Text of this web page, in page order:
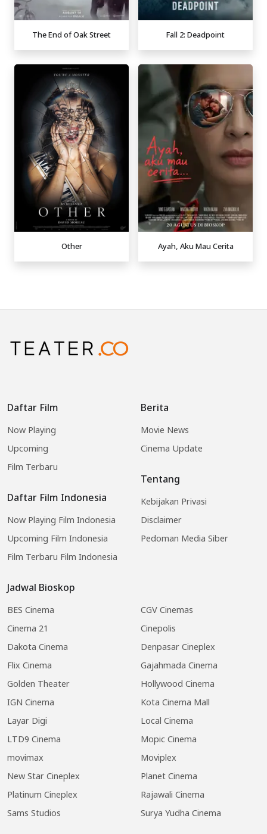
The End of Oak Street Fall 2: Deadpoint
Other Ayah, Aku Mau Cerita
Daftar Film
Now Playing
Upcoming
Film Terbaru
Daftar Film Indonesia
Now Playing Film Indonesia
Upcoming Film Indonesia
Film Terbaru Film Indonesia
Jadwal Bioskop
BES Cinema
CGV Cinemas
Cinema 21
Cinepolis
Dakota Cinema
Denpasar Cineplex
Flix Cinema
Gajahmada Cinema
Golden Theater
Hollywood Cinema
IGN Cinema
Kota Cinema Mall
Layar Digi
Local Cinema
LTD9 Cinema
Mopic Cinema
movimax
Moviplex
New Star Cineplex
Planet Cinema
Platinum Cineplex
Rajawali Cinema
Sams Studios
Surya Yudha Cinema
Berita
Movie News
Cinema Update
Tentang
Kebijakan Privasi
Disclaimer
Pedoman Media Siber